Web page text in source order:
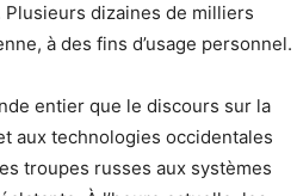
Plusieurs dizaines de milliers
à des fins d’usage personnel.
entier que le discours sur la
aux technologies occidentales
troupes russes aux systèmes